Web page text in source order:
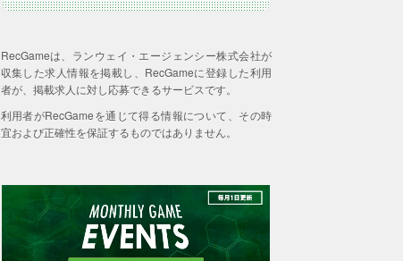
RecGameは、ランウェイ・エージェンシー株式会社が
収集した求人情報を掲載し、RecGameに登録した利用
者が、掲載求人に対し応募できるサービスです。
利用者がRecGameを通じて得る情報について、その時
宜および正確性を保証するものではありません。